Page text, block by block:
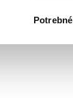
súhlasu
Potrebné